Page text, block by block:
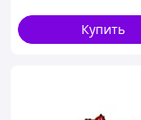
Купить